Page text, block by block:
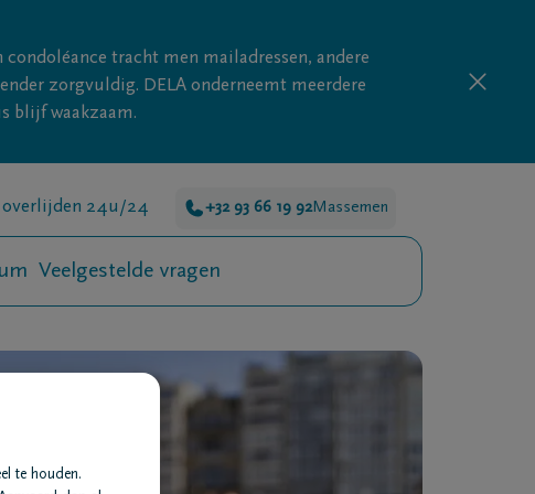
tracht men mailadressen, andere
zorgvuldig. DELA onderneemt meerdere
blijf waakzaam.
overlijden 24u/24 +32 93 66 19 92Massemen
Veelgestelde vragen
te houden.